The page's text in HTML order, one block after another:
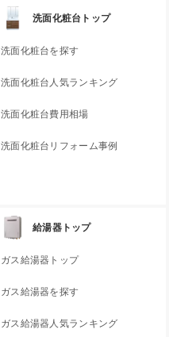
洗面化粧台トップ
洗面化粧台を探す
洗面化粧台人気ランキング
洗面化粧台費用相場
洗面化粧台リフォーム事例
給湯器トップ
ガス給湯器トップ
ガス給湯器を探す
ガス給湯器人気ランキング